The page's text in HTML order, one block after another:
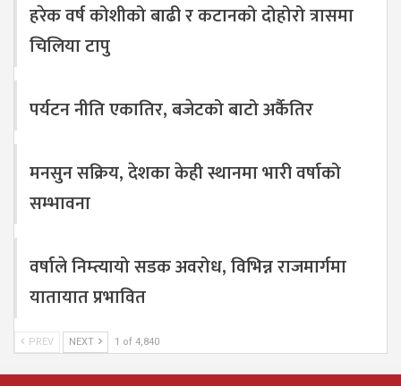
हरेक वर्ष कोशीको बाढी र कटानको दोहोरो त्रासमा
चिलिया टापु
पर्यटन नीति एकातिर, बजेटको बाटो अर्कैतिर
मनसुन सक्रिय, देशका केही स्थानमा भारी वर्षाको
सम्भावना
वर्षाले निम्त्यायो सडक अवरोध, विभिन्न राजमार्गमा
यातायात प्रभावित
PREV NEXT 1 of 4,840